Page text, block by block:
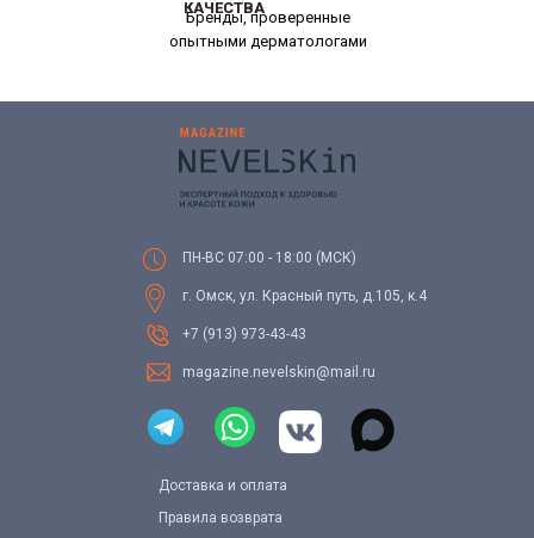
Бренды, проверенные
опытными дерматологами
КАЧЕСТВА
КАЧЕСТВА
г. Омск, ул. Красный путь, д.105, к.4
+7 (913) 973-43-43
magazine.nevelskin@mail.ru
Доставка и оплата
Правила возврата
ПН-ВС 07:00 - 18:00 (МСК)